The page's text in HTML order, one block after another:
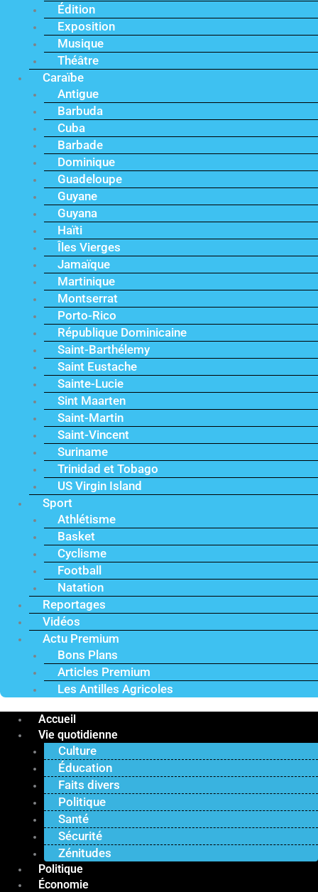
Édition
Exposition
Musique
Théâtre
Caraïbe
Antigue
Barbuda
Cuba
Barbade
Dominique
Guadeloupe
Guyane
Guyana
Haïti
Îles Vierges
Jamaïque
Martinique
Montserrat
Porto-Rico
République Dominicaine
Saint-Barthélemy
Saint Eustache
Sainte-Lucie
Sint Maarten
Saint-Martin
Saint-Vincent
Suriname
Trinidad et Tobago
US Virgin Island
Sport
Athlétisme
Basket
Cyclisme
Football
Natation
Reportages
Vidéos
Actu Premium
Bons Plans
Articles Premium
Les Antilles Agricoles
Accueil
Vie quotidienne
Culture
Éducation
Faits divers
Politique
Santé
Sécurité
Zénitudes
Politique
Économie